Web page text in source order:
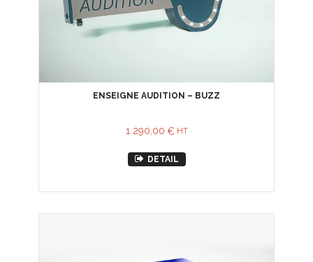
ENSEIGNE AUDITION – BUZZ
1 290,00 € HT
DETAIL